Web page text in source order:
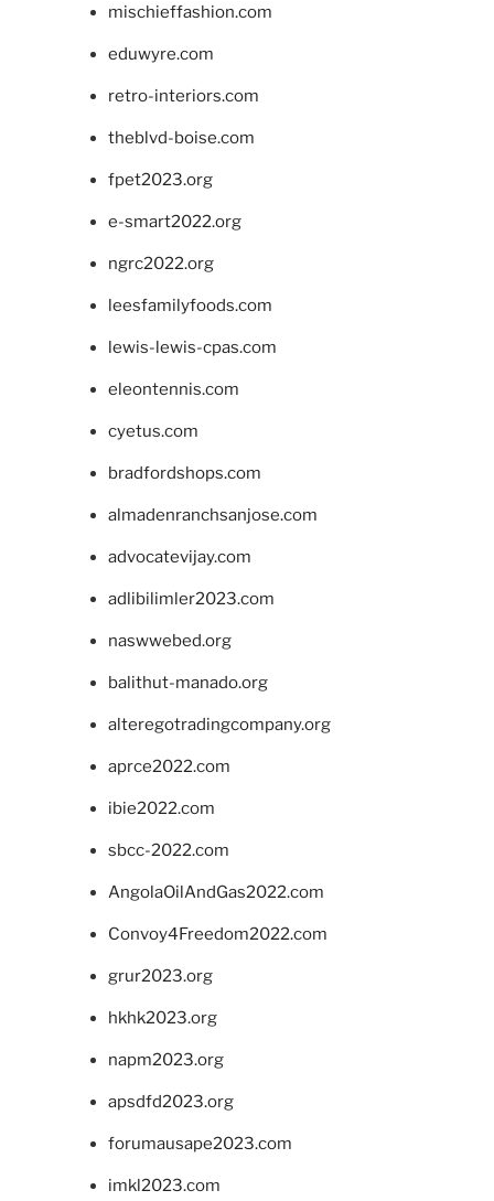
mischieffashion.com
eduwyre.com
retro-interiors.com
theblvd-boise.com
fpet2023.org
e-smart2022.org
ngrc2022.org
leesfamilyfoods.com
lewis-lewis-cpas.com
eleontennis.com
cyetus.com
bradfordshops.com
almadenranchsanjose.com
advocatevijay.com
adlibilimler2023.com
naswwebed.org
balithut-manado.org
alteregotradingcompany.org
aprce2022.com
ibie2022.com
sbcc-2022.com
AngolaOilAndGas2022.com
Convoy4Freedom2022.com
grur2023.org
hkhk2023.org
napm2023.org
apsdfd2023.org
forumausape2023.com
imkl2023.com